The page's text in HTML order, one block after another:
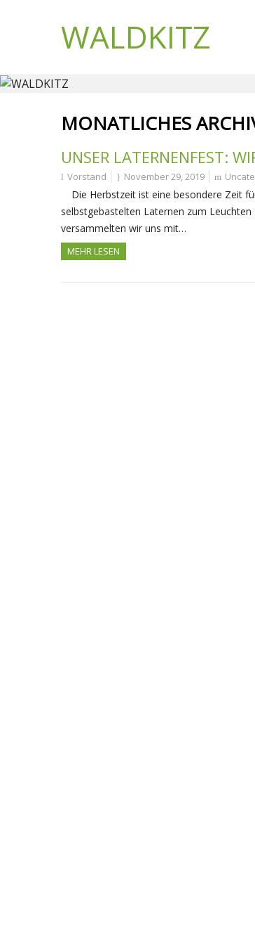
WALDKITZ
MONATLICHES
UNSER LATERNENFEST:
Vorstand November 29, 2019
Die Herbstzeit ist eine besondere Zeit
selbstgebastelten Laternen zum
versammelten wir uns mit…
MEHR LESEN